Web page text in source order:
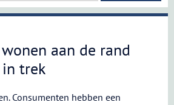
aan de rand
trek
Consumenten hebben een